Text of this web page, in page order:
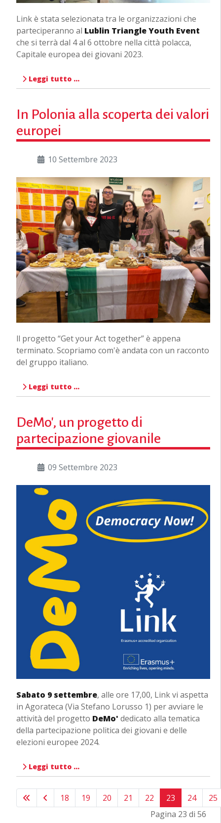
Link è stata selezionata tra le organizzazioni che
parteciperanno al Lublin Triangle Youth Event
che si terrà dal 4 al 6 ottobre nella città polacca,
Capitale europea dei giovani 2023.
Leggi tutto …
In Polonia alla scoperta dei valori
europei
10 Settembre 2023
ll progetto “Get your Act together” è appena
terminato. Scopriamo com'è andata con un racconto
del gruppo italiano.
Leggi tutto …
DeMo', un progetto di
partecipazione giovanile
09 Settembre 2023
Sabato 9 settembre, alle ore 17,00, Link vi aspetta
in Agorateca (Via Stefano Lorusso 1) per avviare le
attività del progetto DeMo' dedicato alla tematica
della partecipazione politica dei giovani e delle
elezioni europee 2024.
Leggi tutto …
Pagina 23 di 56
18 19 20 21 22 23 24 25